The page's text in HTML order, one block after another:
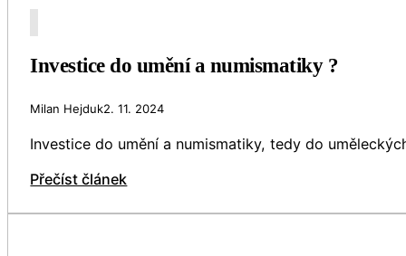
Investice do umění a numismatiky ?
Milan Hejduk2. 11. 2024
Investice do umění a numismatiky, tedy do
Přečíst článek